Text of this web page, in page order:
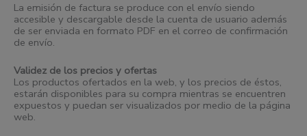
La emisión de factura se produce con el envío siendo
accesible y descargable desde la cuenta de usuario además
de ser enviada en formato PDF en el correo de confirmación
de envío.
Validez de los precios y ofertas
Los productos ofertados en la web, y los precios de éstos,
estarán disponibles para su compra mientras se encuentren
expuestos y puedan ser visualizados por medio de la página
web.